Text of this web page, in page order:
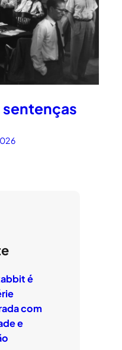
sentenças
é
com
e